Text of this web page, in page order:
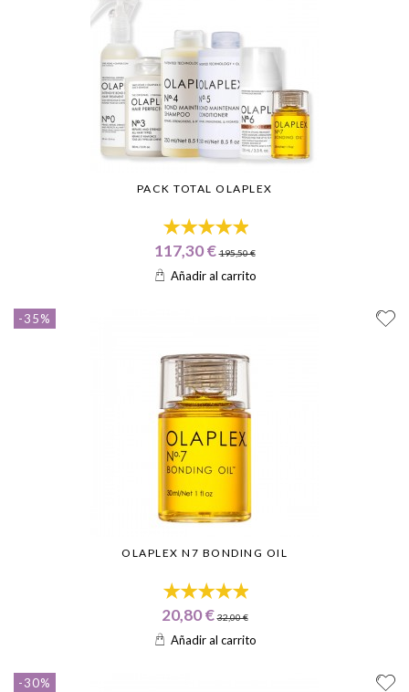
esperar un cabello más fuerte, brillante y saludable, preparado para
enfrentar cualquier desafío.
PACK TOTAL OLAPLEX
117,30 € 195,50 €
Añadir al carrito
-35%
OLAPLEX N7 BONDING OIL
20,80 € 32,00 €
Añadir al carrito
-30%